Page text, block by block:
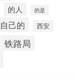
的人 的是
自己的 西安
铁路局